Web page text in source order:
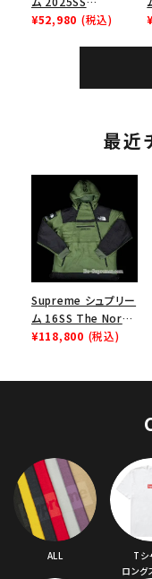
Bandana Football
¥52,980 (税込)
最近
Supreme シュプリー
ム 16SS The North
Face Steep Tech
¥118,800 (税込)
ALL
Tシ
ロング